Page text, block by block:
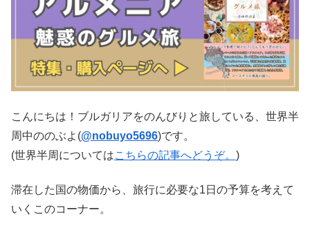
こんにちは！ブルガリアをのんびりと旅している、世界半
周中ののぶよ(@nobuyo5696)です。
(世界半周についてはこちらの記事へどうぞ。 )
滞在した国の物価から、旅行に必要な1日の予算を考えて
いくこのコーナー。